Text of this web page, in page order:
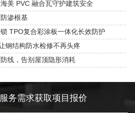
美 PVC 融合瓦守护建筑安全
渗根基
TPO复合彩涂板一体化长效防护
钢结构防水检修不再头疼
线，告别屋顶隐形消耗
务需求获取项目报价